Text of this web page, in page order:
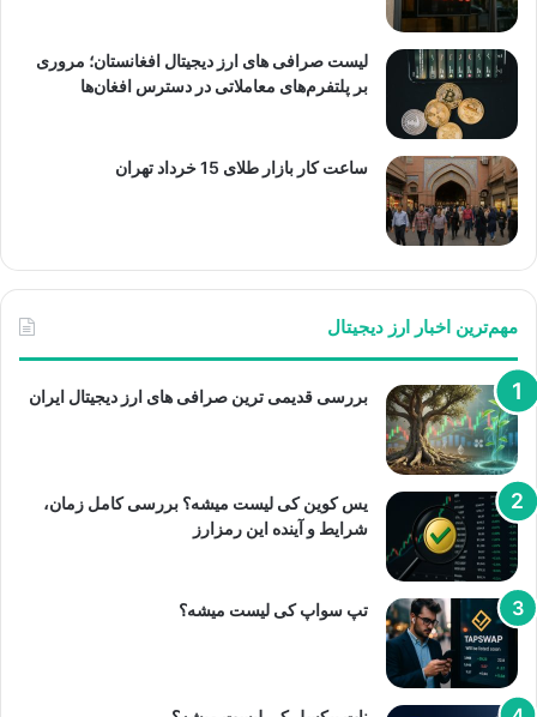
لیست صرافی های ارز دیجیتال افغانستان؛ مروری
بر پلتفرم‌های معاملاتی در دسترس افغان‌ها
ساعت کار بازار طلای 15 خرداد تهران
مهم‌ترین اخبار ارز دیجیتال
بررسی قدیمی ترین صرافی های ارز دیجیتال ایران
یس کوین کی لیست میشه؟ بررسی کامل زمان،
شرایط و آینده این رمزارز
تپ سواپ کی لیست میشه؟